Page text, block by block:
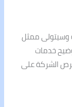
أي وقت على مدار 24 ساعة وسيتولى ممثل
خدمات
الشركة على